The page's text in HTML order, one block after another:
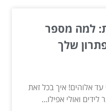
למה מספר
שלך
אלוהים! איך בכל זאת
ואולי אפילו...